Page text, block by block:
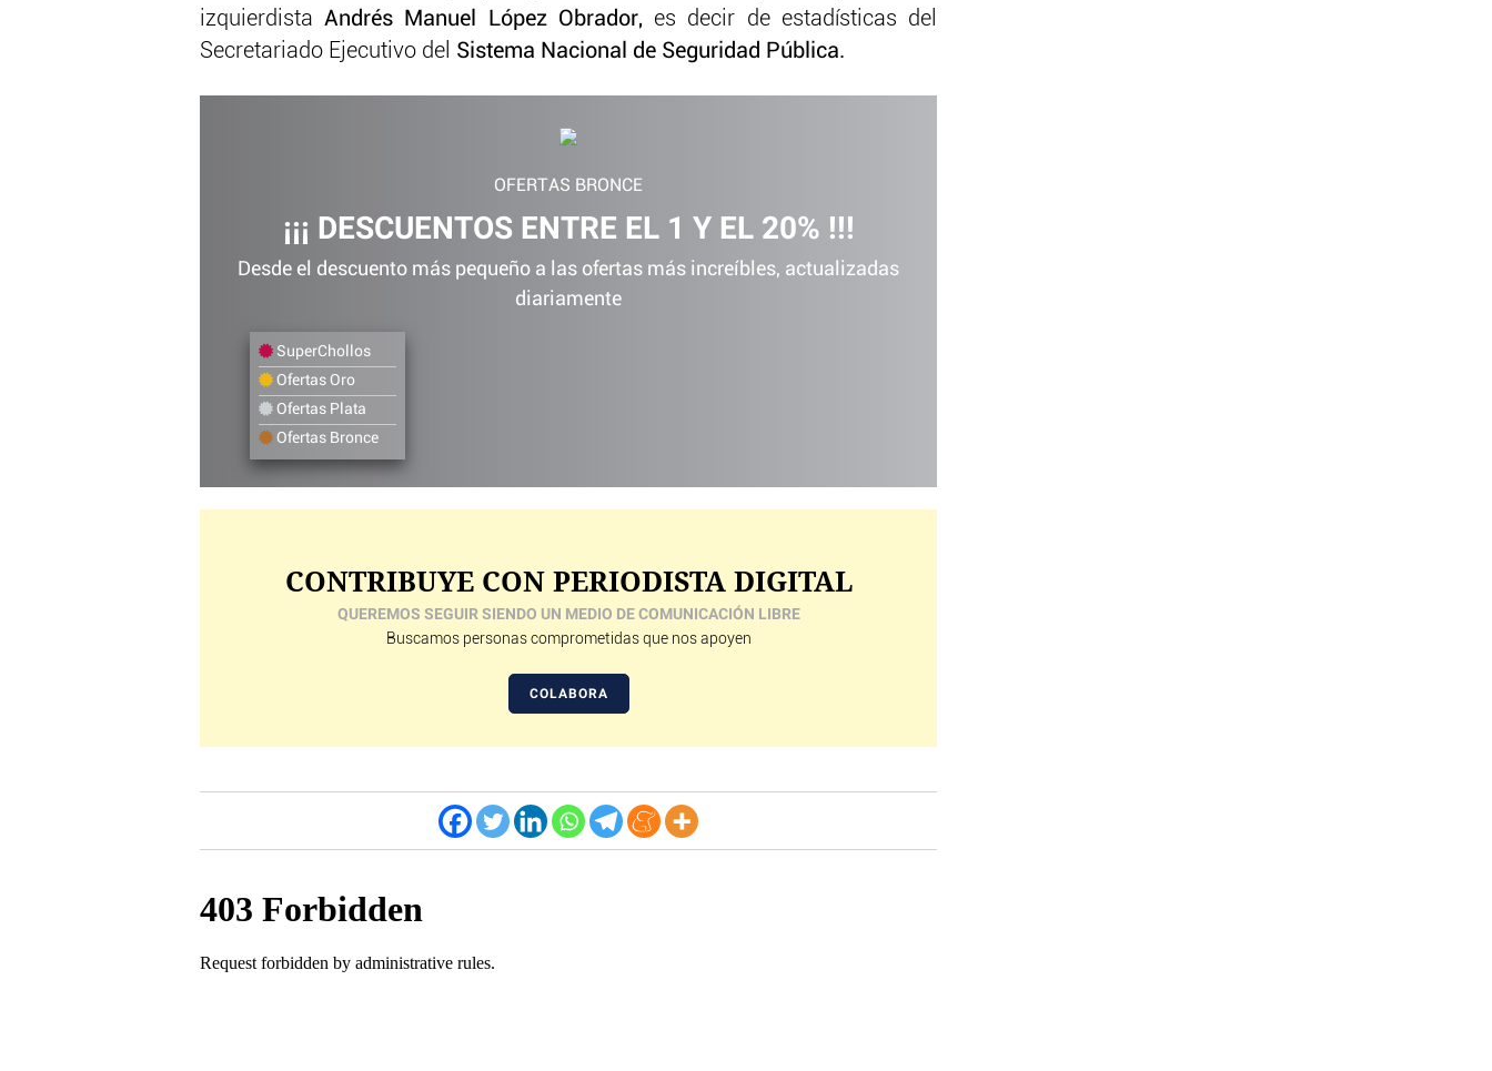
izquierdistaAndrés Manuel López Obrador, es decir de estadísticas del
Secretariado Ejecutivo del Sistema Nacional de Seguridad Pública.
OFERTAS BRONCE
¡¡¡ DESCUENTOS ENTRE EL 1 Y EL 20% !!!
Desde el descuento más pequeño a las ofertas más increíbles, actualizadas
diariamente
SuperChollos
Ofertas Oro
Ofertas Plata
Ofertas Bronce
CONTRIBUYE CON PERIODISTA DIGITAL
QUEREMOS SEGUIR SIENDO UN MEDIO DE COMUNICACIÓN LIBRE
Buscamos personas comprometidas que nos apoyen
COLABORA